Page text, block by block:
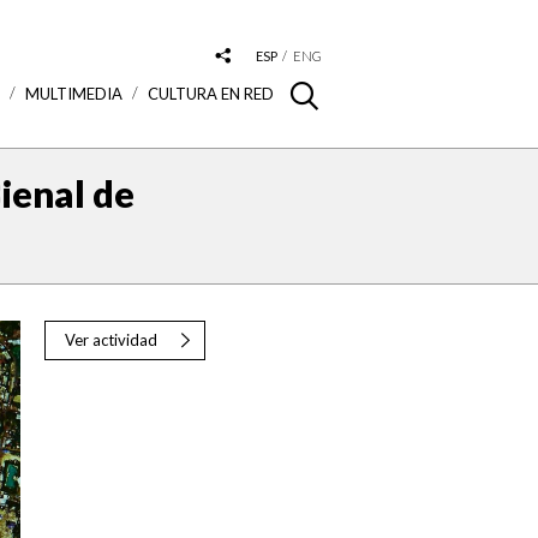
ESP ENG
MULTIMEDIA CULTURA EN RED
de
Ver actividad